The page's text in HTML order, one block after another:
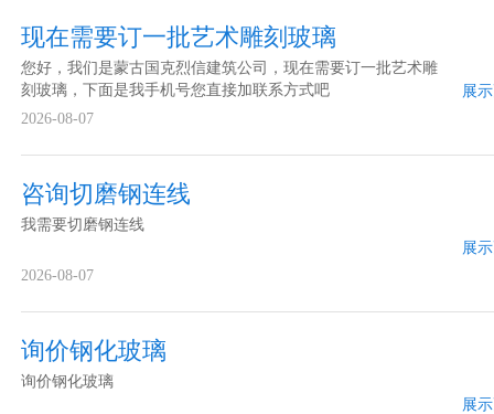
现在需要订一批艺术雕刻玻璃
您好，我们是蒙古国克烈信建筑公司，现在需要订一批艺术雕
刻玻璃，下面是我手机号您直接加联系方式吧
展
2026-08-07
咨询切磨钢连线
我需要切磨钢连线
展
2026-08-07
询价钢化玻璃
询价钢化玻璃
展